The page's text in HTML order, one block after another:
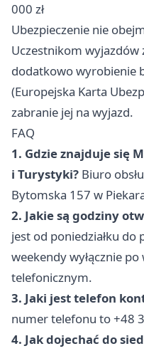
000 zł
Ubezpieczenie nie
Uczestnikom wyjazdów
dodatkowo wyrobienie
(Europejska Karta
zabranie jej na wyjazd.
FAQ
1. Gdzie znajduje się
i Turystyki? Biuro
Bytomska 157 w
2. Jakie są godziny
jest od poniedziałku
weekendy wyłącznie
telefonicznym.
3. Jaki jest telefon
numer telefonu to +48
4. Jak dojechać do